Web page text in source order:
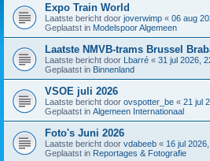
Expo Train World
Laatste bericht door joverwimp « 06 aug
Geplaatst in Modelspoor Algemeen
Laatste NMVB-trams Brussel
Laatste bericht door Lbarré « 31 jul 2026,
Geplaatst in Binnenland
VSOE juli 2026
Laatste bericht door ovspotter_be « 21 jul
Geplaatst in Algemeen Internationaal
Foto's Juni 2026
Laatste bericht door vdabeeb « 16 jul
Geplaatst in Reportages & Fotografie